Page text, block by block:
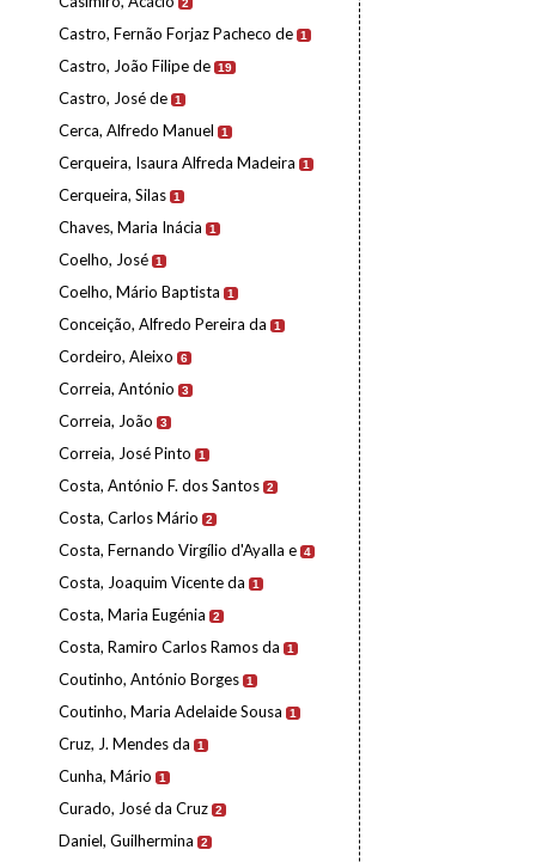
2
Castro, Fernão Forjaz Pacheco de 1
Castro, João Filipe de 19
Castro, José de 1
Cerca, Alfredo Manuel 1
Cerqueira, Isaura Alfreda Madeira 1
Cerqueira, Silas 1
Chaves, Maria Inácia 1
Coelho, José 1
Coelho, Mário Baptista 1
Conceição, Alfredo Pereira da 1
Cordeiro, Aleixo 6
Correia, António 3
Correia, João 3
Correia, José Pinto 1
Costa, António F. dos Santos 2
Costa, Carlos Mário 2
Costa, Fernando Virgílio d'Ayalla e 4
Costa, Joaquim Vicente da 1
Costa, Maria Eugénia 2
Costa, Ramiro Carlos Ramos da 1
Coutinho, António Borges 1
Coutinho, Maria Adelaide Sousa 1
Cruz, J. Mendes da 1
Cunha, Mário 1
Curado, José da Cruz 2
Daniel, Guilhermina 2